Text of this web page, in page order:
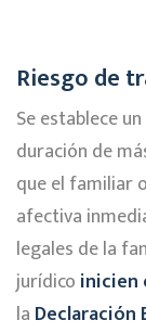
Riesgo de
Se establece
duración de
que el familiar
afectiva
legales de la
jurídico inicien
la Declaración